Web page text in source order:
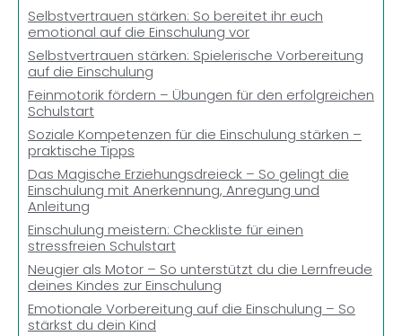
Selbstvertrauen stärken: So bereitet ihr euch
emotional auf die Einschulung vor
Selbstvertrauen stärken: Spielerische Vorbereitung
auf die Einschulung
Feinmotorik fördern – Übungen für den erfolgreichen
Schulstart
Soziale Kompetenzen für die Einschulung stärken –
praktische Tipps
Das Magische Erziehungsdreieck – So gelingt die
Einschulung mit Anerkennung, Anregung und
Anleitung
Einschulung meistern: Checkliste für einen
stressfreien Schulstart
Neugier als Motor – So unterstützt du die Lernfreude
deines Kindes zur Einschulung
Emotionale Vorbereitung auf die Einschulung – So
stärkst du dein Kind